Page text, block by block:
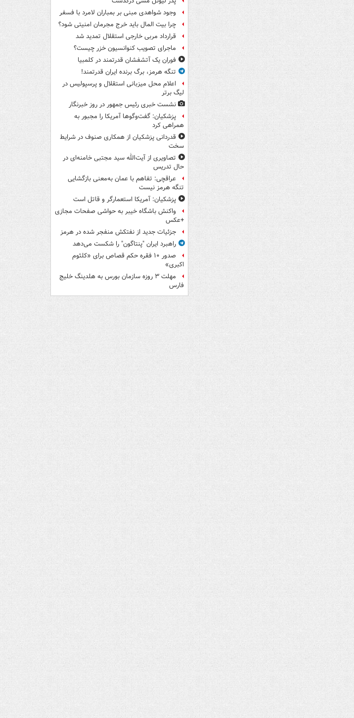
وجود شواهدی مبنی بر بمباران لامرد با فسفر
چرا بیت المال باید خرج مجرمان امنیتی شود؟
قرارداد مربی خارجی استقلال تمدید شد
ماجرای تصویب کنوانسیون خزر چیست؟
فوران یک آتشفشان قدرتمند در کلمبیا
تنگه هرمز، برگ برنده ایران قدرتمند!
اعلام محل میزبانی استقلال و پرسپولیس در
لیگ برتر
نشست خبری رئیس جمهور در روز خبرنگار
پزشکیان: گفت‌وگوها آمریکا را مجبور به
همراهی کرد
قدردانی پزشکیان از همکاری صنوف در شرایط
سخت
تصاویری از آیت‌الله سید مجتبی خامنه‌ای در
حال تدریس
عراقچی: تفاهم با عمان به‌معنی بازگشایی
تنگه هرمز نیست
پزشکیان: آمریکا استعمارگر و قاتل است
واکنش باشگاه خیبر به حواشی صفحات مجازی
+عکس
جزئیات جدید از نفتکش منفجر شده در هرمز
راهبرد ایران "پنتاگون" را شکست می‌دهد
صدور ۱۰ فقره حکم قصاص برای «کلثوم
اکبری»
مهلت ۳ روزه سازمان بورس به هلدینگ خلیج
فارس